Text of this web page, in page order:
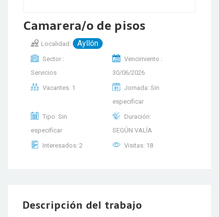
Camarera/o de pisos
Localidad: Ayllón
Sector :
Servicios
Vencimiento :
30/06/2026
Vacantes: 1
Jornada: Sin
especificar
Tipo: Sin
especificar
Duración:
SEGÚN VALÍA
Interesados: 2 Visitas: 18
Descripción del trabajo